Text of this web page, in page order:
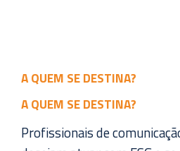
A QUEM SE DESTINA?
A QUEM SE DESTINA?
Profissionais de